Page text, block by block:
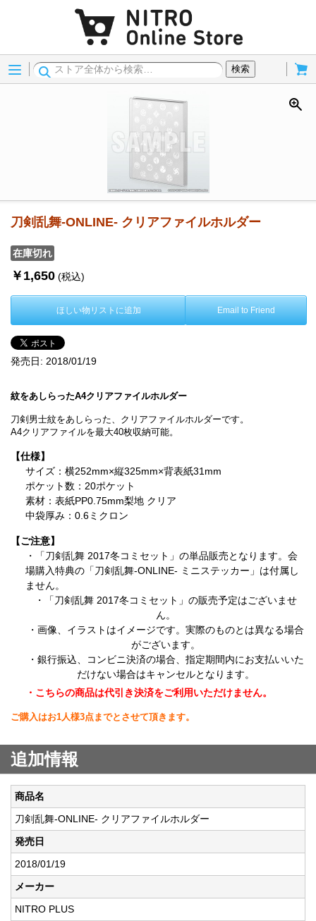
Menu
検索
刀剣乱舞-ONLINE- クリアファイルホルダー
在庫切れ
￥1,650 (税込)
ほしい物リストに追加 Email to Friend
発売日: 2018/01/19
紋をあしらったA4クリアファイルホルダー
刀剣男士紋をあしらった、クリアファイルホルダーです。
A4クリアファイルを最大40枚収納可能。
【仕様】
サイズ：横252mm×縦325mm×背表紙31mm
ポケット数：20ポケット
素材：表紙PP0.75mm梨地 クリア
中袋厚み：0.6ミクロン
【ご注意】
・「刀剣乱舞 2017冬コミセット」の単品販売となります。会
場購入特典の「刀剣乱舞-ONLINE- ミニステッカー」は付属し
ません。
・「刀剣乱舞 2017冬コミセット」の販売予定はございませ
ん。
・画像、イラストはイメージです。実際のものとは異なる場合
がございます。
・銀行振込、コンビニ決済の場合、指定期間内にお支払いいた
だけない場合はキャンセルとなります。
・こちらの商品は代引き決済をご利用いただけません。
ご購入はお1人様3点までとさせて頂きます。
追加情報
商品名
刀剣乱舞-ONLINE- クリアファイルホルダー
発売日
2018/01/19
メーカー
NITRO PLUS